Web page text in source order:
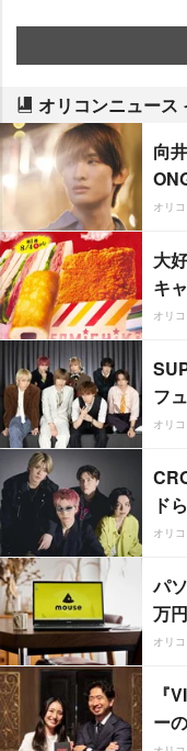
オリコンニュース
向
オリ
大
キ
オリ
フ
オリ
ド
オリ
パ
万
オリ
『
ー